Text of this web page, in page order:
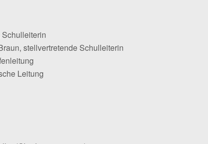
stellvertretende Schulleiterin
Leitung